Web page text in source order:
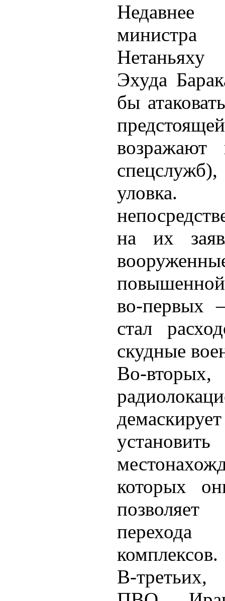
Недавнее
Эхуда
бы
возражают
спецслужб),
на их
во-первых
стал
скудные
Во-
которых
перехода
комплексов.
В-третьих,